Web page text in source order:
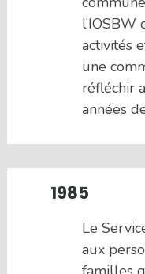
l’IOSBW
activités
une
réfléchir
années
1985
Le
aux